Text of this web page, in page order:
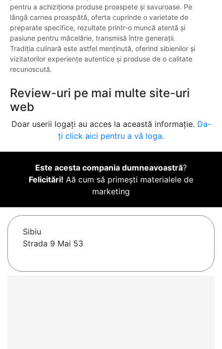
pentru a achiziționa produse proaspete și savuroase. Pe
lângă carnea proaspătă, oferta cuprinde o varietate de
preparate specifice, rezultate printr-o muncă atentă și
pasiune pentru măcelărie, transmisă între generații.
Tradiția culinară este astfel menținută, oferind sibienilor și
vizitatorilor experiențe autentice și produse de o calitate
recunoscută.
Review-uri pe mai multe site-uri
web
Doar userii logați au acces la această informație. Da-
ți click aici pentru a vă loga.
Este acesta compania dumneavoastră?
Felicitări! Aă cum să primești materialele de
marketing
Sibiu
Strada 9 Mai 53